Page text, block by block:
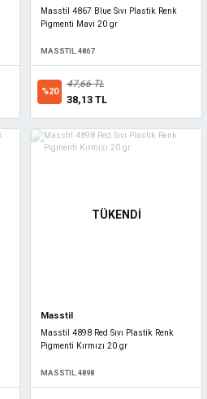
Masstil 4867 Blue Sıvı Plastik Renk
Pigmenti Mavi 20 gr
MASSTIL.4867
%20
47,66 TL
38,13 TL
TÜKENDİ
Masstil
Masstil 4898 Red Sıvı Plastik Renk
Pigmenti Kırmızı 20 gr
MASSTIL.4898